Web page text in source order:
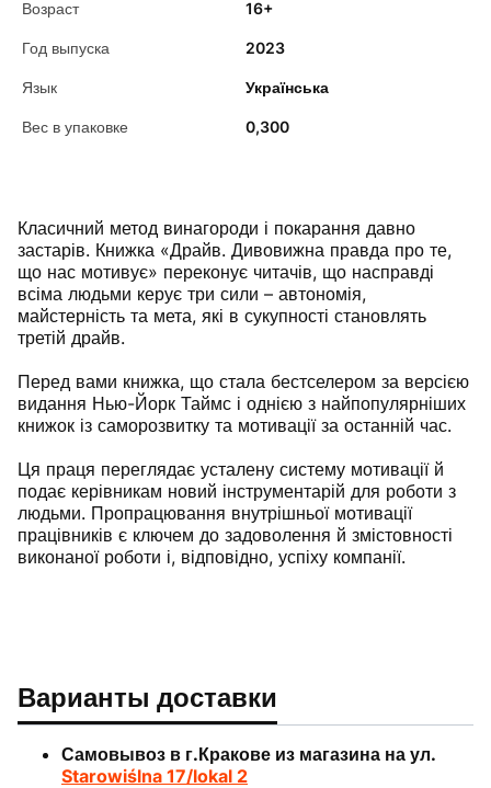
Возраст 16+
Год выпуска 2023
Язык Українська
Вес в упаковке 0,300
Класичний метод винагороди і покарання давно
застарів. Книжка «Драйв. Дивовижна правда про те,
що нас мотивує» переконує читачів, що насправді
всіма людьми керує три сили – автономія,
майстерність та мета, які в сукупності становлять
третій драйв.
Перед вами книжка, що стала бестселером за версією
видання Нью-Йорк Таймс і однією з найпопулярніших
книжок із саморозвитку та мотивації за останній час.
Ця праця переглядає усталену систему мотивації й
подає керівникам новий інструментарій для роботи з
людьми. Пропрацювання внутрішньої мотивації
працівників є ключем до задоволення й змістовності
виконаної роботи і, відповідно, успіху компанії.
Варианты доставки
Самовывоз в г.Кракове из магазина на ул.
Starowiślna 17/lokal 2